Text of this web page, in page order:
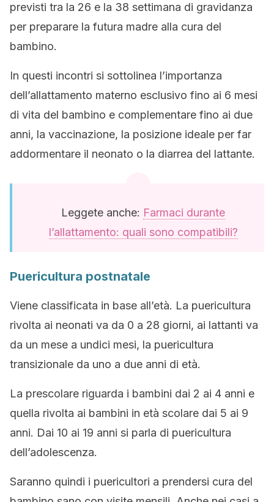
previsti tra la 26 e la 38 settimana di gravidanza
per preparare la futura madre alla cura del
bambino.
In questi incontri si sottolinea l’importanza
dell’allattamento materno esclusivo fino ai 6 mesi
di vita del bambino e complementare fino ai due
anni, la vaccinazione, la posizione ideale per far
addormentare il neonato o la diarrea del lattante.
Leggete anche: Farmaci durante
l’allattamento: quali sono compatibili?
Puericultura postnatale
Viene classificata in base all’età. La puericultura
rivolta ai neonati va da 0 a 28 giorni, ai lattanti va
da un mese a undici mesi, la puericultura
transizionale da uno a due anni di età.
La prescolare riguarda i bambini dai 2 ai 4 anni e
quella rivolta ai bambini in età scolare dai 5 ai 9
anni. Dai 10 ai 19 anni si parla di puericultura
dell’adolescenza.
Saranno quindi i puericultori a prendersi cura del